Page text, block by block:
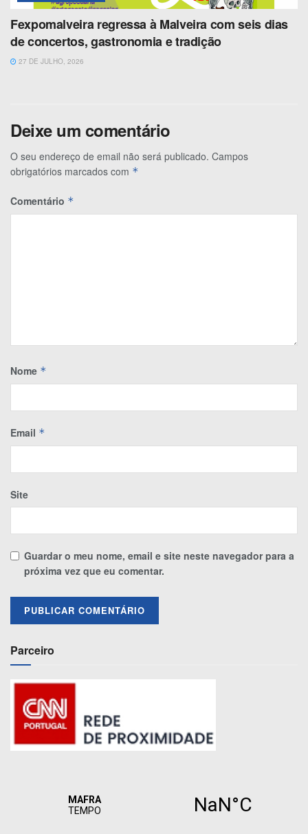
Fexpomalveira regressa à Malveira com seis dias
de concertos, gastronomia e tradição
27 DE JULHO, 2026
Deixe um comentário
O seu endereço de email não será publicado. Campos
obrigatórios marcados com *
Comentário *
Nome *
Email *
Site
Guardar o meu nome, email e site neste navegador para a
próxima vez que eu comentar.
Parceiro